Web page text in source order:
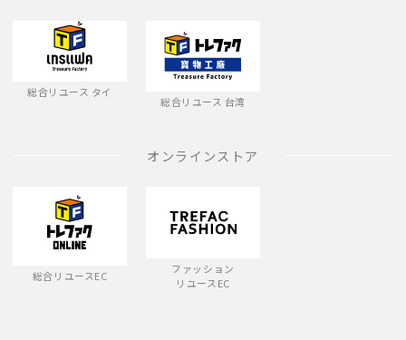
総合リユース タイ
総合リユース 台湾
オンラインストア
総合リユースEC
ファッション
リユースEC